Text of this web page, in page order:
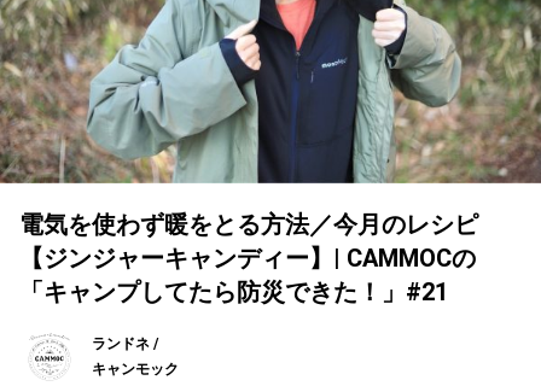
電気を使わず暖をとる方法／今月のレシピ
【ジンジャーキャンディー】| CAMMOCの
「キャンプしてたら防災できた！」#21
ランドネ /
キャンモック